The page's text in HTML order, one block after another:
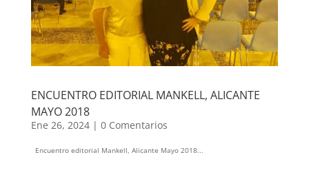
ENCUENTRO EDITORIAL MANKELL, ALICANTE
MAYO 2018
Ene 26, 2024| 0 Comentarios
Encuentro editorial Mankell, Alicante Mayo 2018...